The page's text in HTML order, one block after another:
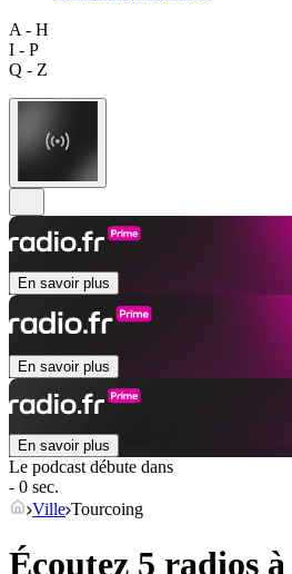
A - H
I - P
Q - Z
En savoir plus
En savoir plus
En savoir plus
Le podcast débute dans
- 0 sec.
Ville Tourcoing
Écoutez 5 radios à